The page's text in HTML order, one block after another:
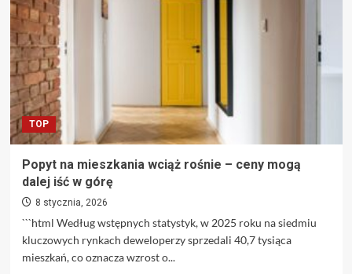
na
działania
TOP
Popyt na mieszkania wciąż rośnie – ceny mogą
dalej iść w górę
8 stycznia, 2026
```html Według wstępnych statystyk, w 2025 roku na siedmiu
kluczowych rynkach deweloperzy sprzedali 40,7 tysiąca
mieszkań, co oznacza wzrost o...